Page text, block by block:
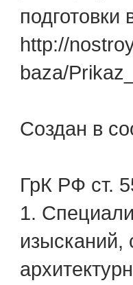
подготовки
http://
baza/
Создан в
ГрК РФ ст.
1.
изысканий,